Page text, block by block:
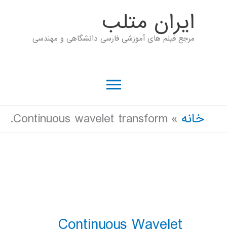
ايران متلب
مرجع فیلم های آموزشی فارسی دانشگاهی و مهندسی
فهرست
اصلی
خانه Continuous wavelet transform.
Continuous Wavelet